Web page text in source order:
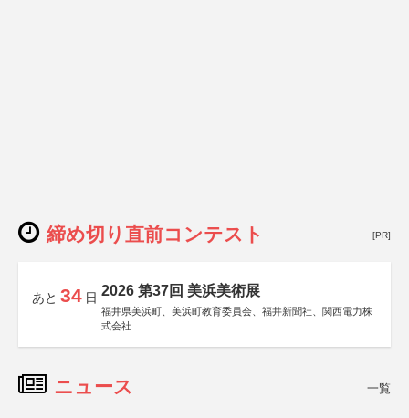
締め切り直前コンテスト [PR]
あと 34 日 2026 第37回 美浜美術展
福井県美浜町、美浜町教育委員会、福井新聞社、関西電力株
式会社
ニュース 一覧